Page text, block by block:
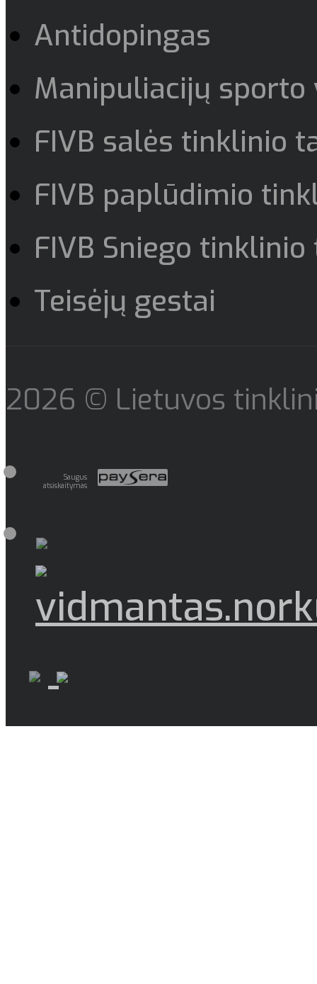
Antidopingas
Manipuliacijų
FIVB salės tinklinio
FIVB paplūdimio
FIVB Sniego
Teisėjų gestai
2026 © Lietuvos
Saugus
atsiskaitymas